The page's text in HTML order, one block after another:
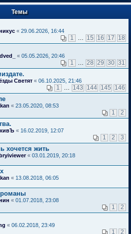
Темы
« 29.06.2026, 16:44
1 15 16 17 18
« 05.05.2026, 20:46
1 28 29 30 31
Светят « 06.10.2025, 21:46
1 143 144 145 146
« 23.05.2020, 08:53
1 2
« 16.02.2019, 12:07
1 2 3
хочется жить
« 03.01.2019, 20:18
« 13.08.2018, 06:05
романы
« 01.07.2018, 23:08
1 2
« 06.02.2018, 23:49
1 2